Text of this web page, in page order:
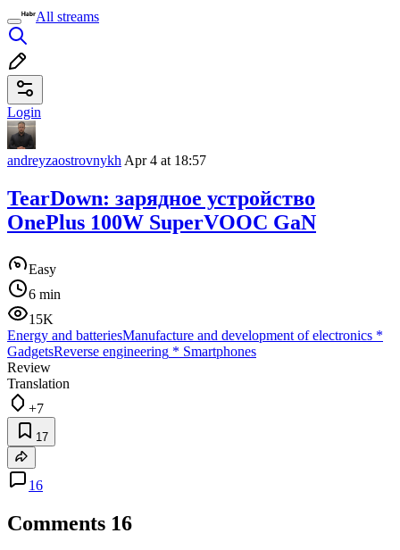
All streams
Login
andreyzaostrovnykh Apr 4 at 18:57
TearDown: зарядное устройство
OnePlus 100W SuperVOOC GaN
Easy
6 min
15K
Energy and batteriesManufacture and development of electronics *
GadgetsReverse engineering * Smartphones
Review
Translation
+7
17
16
Comments 16